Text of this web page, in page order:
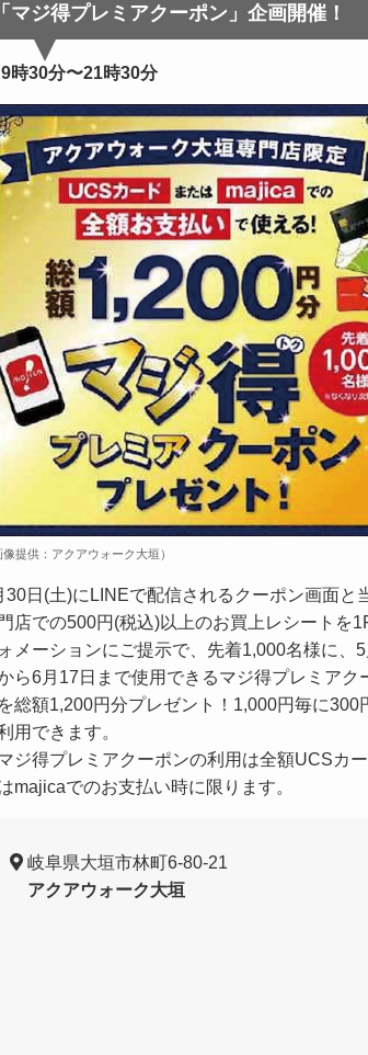
「マジ得プレミアクーポン」企画開催！
9時30分〜21時30分
像提供：アクアウォーク大垣）
30日(土)にLINEで配信されるクーポン画面と
店での500円(税込)以上のお買上レシートを
メーションにご提示で、先着1,000名様に、
ら6月17日まで使用できるマジ得プレミアク
総額1,200円分プレゼント！1,000円毎に300
用できます。
ジ得プレミアクーポンの利用は全額UCSカー
majicaでのお支払い時に限ります。
岐阜県大垣市林町6-80-21
アクアウォーク大垣